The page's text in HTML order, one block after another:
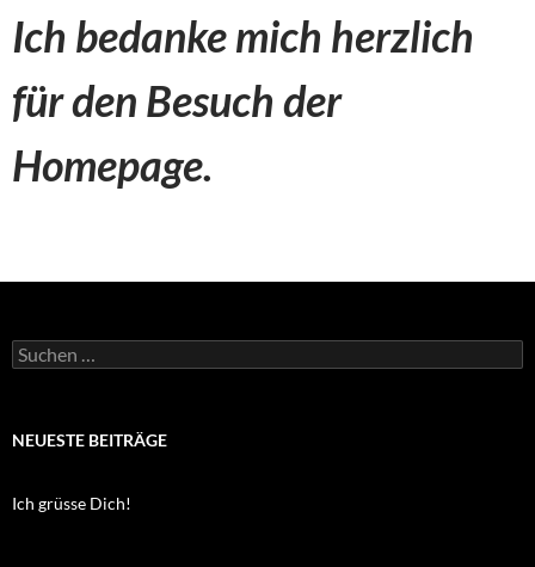
Ich bedanke mich herzlich
für den Besuch der
Homepage.
Suchen
nach:
NEUESTE BEITRÄGE
Ich grüsse Dich!